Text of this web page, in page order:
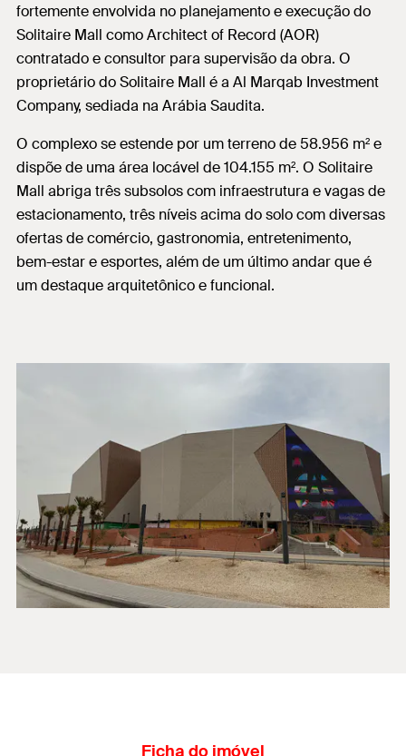
fortemente envolvida no planejamento e execução do
Solitaire Mall como Architect of Record (AOR)
contratado e consultor para supervisão da obra. O
proprietário do Solitaire Mall é a Al Marqab Investment
Company, sediada na Arábia Saudita.
O complexo se estende por um terreno de 58.956 m² e
dispõe de uma área locável de 104.155 m². O Solitaire
Mall abriga três subsolos com infraestrutura e vagas de
estacionamento, três níveis acima do solo com diversas
ofertas de comércio, gastronomia, entretenimento,
bem-estar e esportes, além de um último andar que é
um destaque arquitetônico e funcional.
Ficha do imóvel